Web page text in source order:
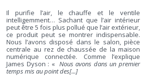
Il purifie l’air, le chauffe et le ventile
intelligemment… Sachant que l’air intérieur
peut être 5 fois plus pollué que l’air extérieur,
ce produit peut se montrer indispensable.
Nous l’avons disposé dans le salon, pièce
centrale au rez de chaussée de la maison
numérique connectée. Comme l’explique
James Dyson : « Nous avons dans un premier
temps mis au point des[...]